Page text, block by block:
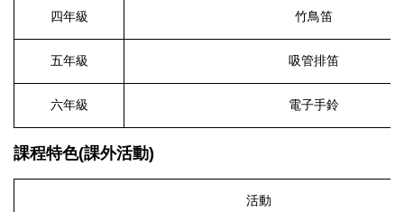
四年級 竹鳥笛
五年級 吸管排笛
六年級 電子手鈴
課程特色(課外活動)
活動